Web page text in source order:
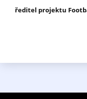
ředitel projektu